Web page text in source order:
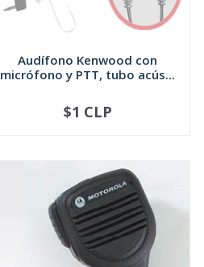
Audífono Kenwood con
micrófono y PTT, tubo acús...
NOT AVAILABLE
$1 CLP